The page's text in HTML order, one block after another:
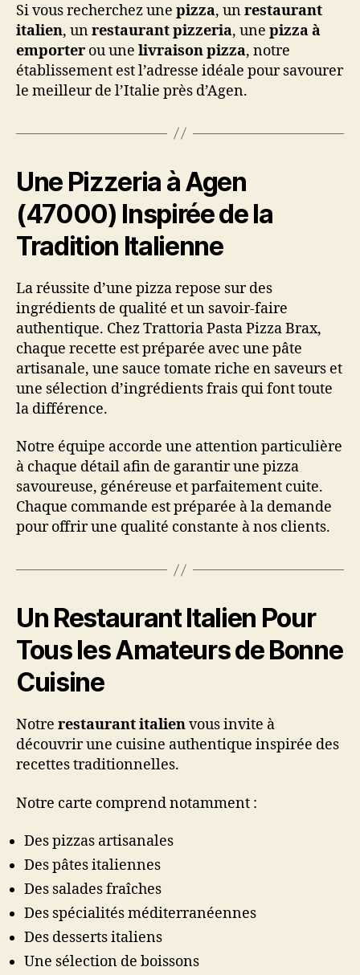
Si vous recherchez une pizza, unrestaurant
italien, unrestaurant pizzeria, une pizza à
emporter ou une livraison pizza, notre
établissement est l’adresse idéale pour savourer
le meilleur de l’Italie près d’Agen.
Une Pizzeria à Agen
(47000) Inspirée de la
Tradition Italienne
La réussite d’une pizza repose sur des
ingrédients de qualité et un savoir-faire
authentique. Chez Trattoria Pasta Pizza Brax,
chaque recette est préparée avec une pâte
artisanale, une sauce tomate riche en saveurs et
une sélection d’ingrédients frais qui font toute
la différence.
Notre équipe accorde une attention particulière
à chaque détail afin de garantir une pizza
savoureuse, généreuse et parfaitement cuite.
Chaque commande est préparée à la demande
pour offrir une qualité constante à nos clients.
Un Restaurant Italien Pour
Tous les Amateurs de Bonne
Cuisine
Notre restaurant italienvous invite à
découvrir une cuisine authentique inspirée des
recettes traditionnelles.
Notre carte comprend notamment :
Des pizzas artisanales
Des pâtes italiennes
Des salades fraîches
Des spécialités méditerranéennes
Des desserts italiens
Une sélection de boissons